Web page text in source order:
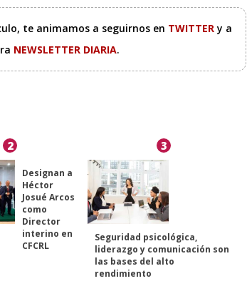
te animamos a seguirnos en TWITTERy a
NEWSLETTER DIARIA.
2
Designan a
Héctor
Josué Arcos
como
Director
interino en
CFCRL
3
Seguridad psicológica,
liderazgo y comunicación son
las bases del alto
rendimiento